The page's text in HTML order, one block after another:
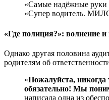
«Самые надёжные руки
«Супер водитель.
«Где полиция?»: волнение и
Однако другая половина
родителям об
«Пожалуйста, никогда
обязательно! Мы
написала одна из